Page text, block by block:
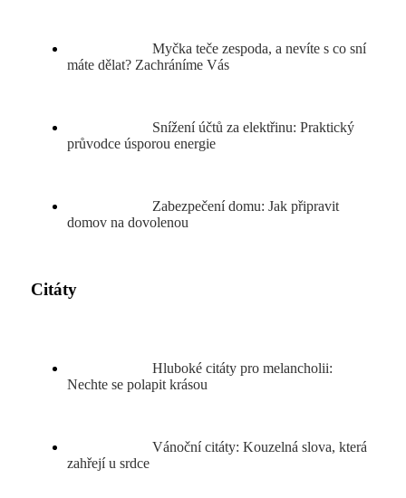
Myčka teče zespoda, a nevíte s co sní
máte dělat? Zachráníme Vás
Snížení účtů za elektřinu: Praktický
průvodce úsporou energie
Zabezpečení domu: Jak připravit
domov na dovolenou
Citáty
Hluboké citáty pro melancholii:
Nechte se polapit krásou
Vánoční citáty: Kouzelná slova, která
zahřejí u srdce